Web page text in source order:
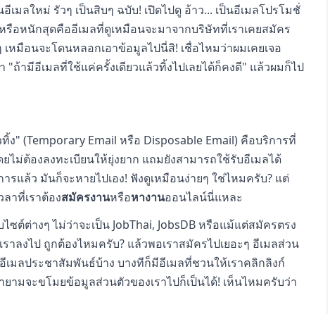
มลใหม่ รัวๆ เป็นสิบๆ ฉบับ! เปิดไปดู อ้าว... เป็นอีเมลโปรโมชั่
รือหนักสุดคืออีเมลที่ดูเหมือนจะมาจากบริษัทที่เราเคยสมัคร
หมือนจะโดนหลอกเอาข้อมูลไปนี่สิ! เชื่อไหมว่าผมเคยเจอ
ามีอีเมลที่ใช้แค่ครั้งเดียวแล้วทิ้งไปเลยได้ก็คงดี" แล้วผมก็ไป
" (Temporary Email หรือ Disposable Email) คือบริการที่
ไม่ต้องลงทะเบียนให้ยุ่งยาก แถมยังสามารถใช้รับอีเมลได้
แล้ว มันก็จะหายไปเอง! ฟังดูเหมือนง่ายๆ ใช่ไหมครับ? แต่
าที่เราต้องสมัครงานหรือหางานออนไลน์นี่แหละ
ไซต์ต่างๆ ไม่ว่าจะเป็น JobThai, JobsDB หรือแม้แต่สมัครตรง
ลงไป ถูกต้องไหมครับ? แล้วพอเราสมัครไปเยอะๆ อีเมลส่วน
เมลประชาสัมพันธ์บ้าง บางทีก็มีอีเมลที่ชวนให้เราคลิกลิงก์
ามจะขโมยข้อมูลส่วนตัวของเราไปก็เป็นได้! เห็นไหมครับว่า